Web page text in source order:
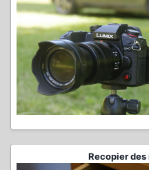
Recopier des